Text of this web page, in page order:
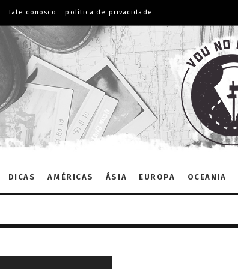
fale conosco política de privacidade
DICAS AMÉRICAS ÁSIA EUROPA OCEANIA